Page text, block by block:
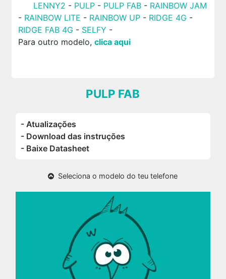
LENNY2 - PULP - PULP FAB- RAINBOW JAM
- RAINBOW LITE - RAINBOW UP- RIDGE 4G -
RIDGE FAB 4G - SELFY -
Para outro modelo, clica aqui
PULP FAB
- Atualizações
- Download das instruções
- Baixe Datasheet
Seleciona o modelo do teu telefone